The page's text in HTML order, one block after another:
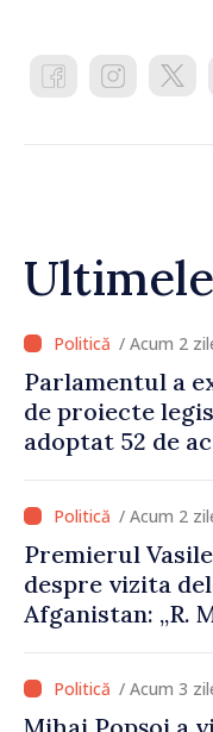
/ Acum 2
Parlamentul a
de proiecte
adoptat 52 de
/ Acum 2
Premierul
despre vizita
Afganistan: „R.
talibană.
vizite a fost o
/ Acum 3